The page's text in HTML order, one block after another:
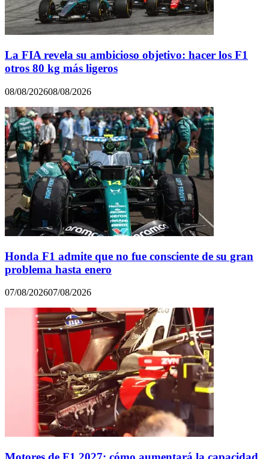
La FIA revela su ambicioso objetivo: hacer los F1
otros 80 kg más ligeros
08/08/202608/08/2026
Honda F1 admite que no fue consciente de su gran
problema hasta enero
07/08/202607/08/2026